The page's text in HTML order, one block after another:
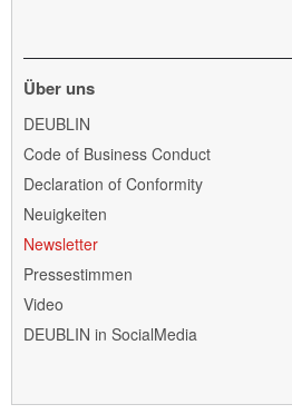
der
Über uns
Navigation
DEUBLIN
Code of Business Conduct
Declaration of Conformity
Neuigkeiten
Newsletter
Pressestimmen
Video
DEUBLIN in SocialMedia